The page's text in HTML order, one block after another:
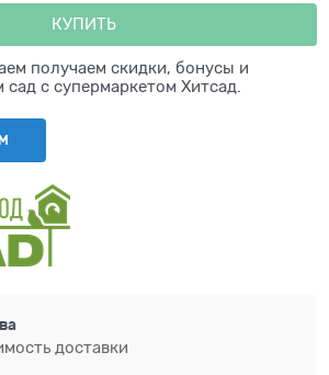
КУПИТЬ
получаем скидки, бонусы и
с супермаркетом Хитсад.
доставки